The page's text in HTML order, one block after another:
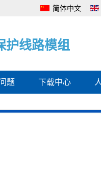
简体中文
全面解决方
护线路模组
保护板
题 下载中心